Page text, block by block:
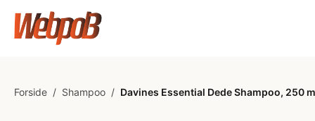
Forside / Shampoo / Davines Essential Dede Shampoo, 250